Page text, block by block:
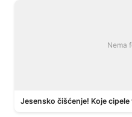
Nema
Jesensko čišćenje! Koje